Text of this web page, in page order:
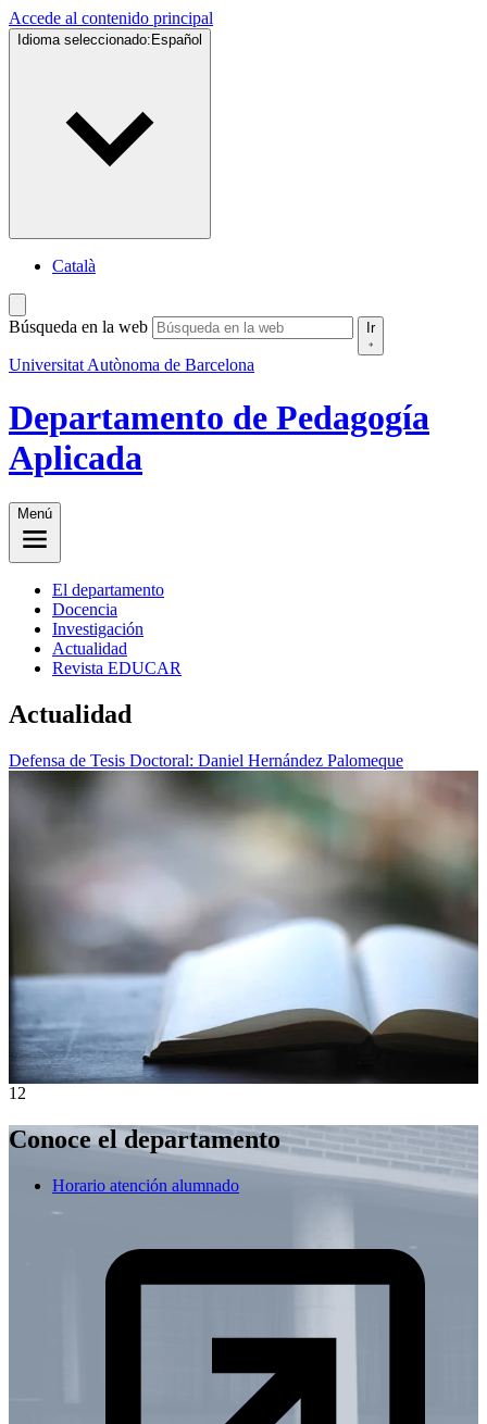
Accede al contenido principal
Idioma seleccionado: Español
Català
Búsqueda en la web Ir
Universitat Autònoma de Barcelona
Departamento de Pedagogía
Aplicada
Menú
El departamento
Docencia
Investigación
Actualidad
Revista EDUCAR
Actualidad
Defensa de Tesis Doctoral: Daniel Hernández Palomeque
1 2
Conoce el departamento
Horario atención alumnado